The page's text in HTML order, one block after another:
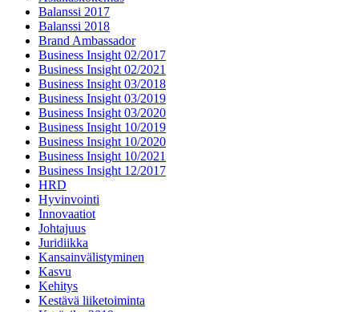
Balanssi 2017
Balanssi 2018
Brand Ambassador
Business Insight 02/2017
Business Insight 02/2021
Business Insight 03/2018
Business Insight 03/2019
Business Insight 03/2020
Business Insight 10/2019
Business Insight 10/2020
Business Insight 10/2021
Business Insight 12/2017
HRD
Hyvinvointi
Innovaatiot
Johtajuus
Juridiikka
Kansainvälistyminen
Kasvu
Kehitys
Kestävä liiketoiminta